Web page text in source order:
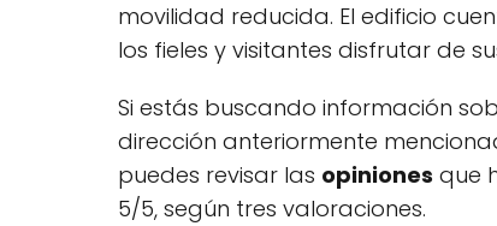
movilidad reducida. El edificio
los fieles y visitantes disfrutar de
Si estás buscando información
dirección anteriormente
puedes revisar las opiniones que
5/5, según tres valoraciones.